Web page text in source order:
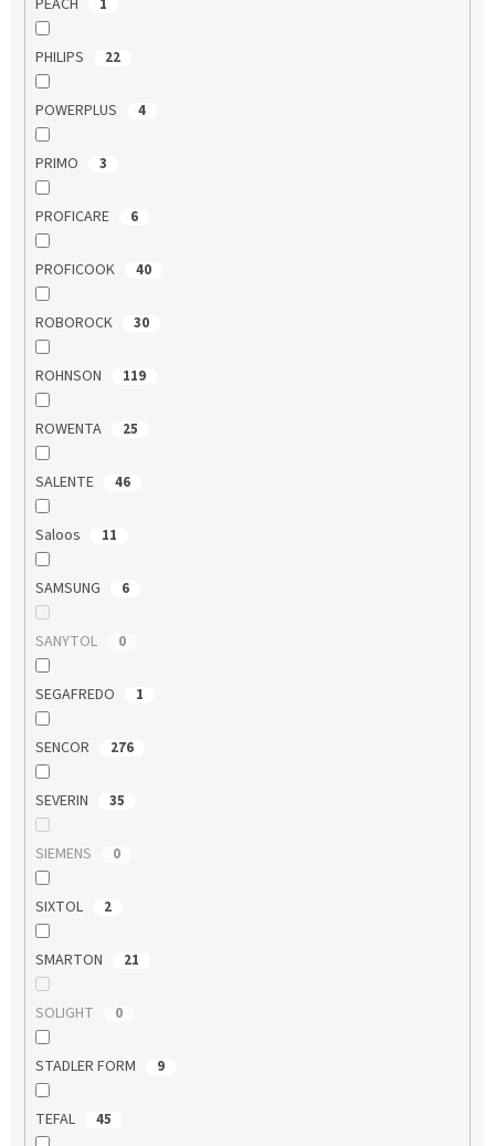
1
PHILIPS 22
POWERPLUS 4
PRIMO 3
PROFICARE 6
PROFICOOK 40
ROBOROCK 30
ROHNSON 119
ROWENTA 25
SALENTE 46
Saloos 11
SAMSUNG 6
SANYTOL 0
SEGAFREDO 1
SENCOR 276
SEVERIN 35
SIEMENS 0
SIXTOL 2
SMARTON 21
SOLIGHT 0
STADLER FORM 9
TEFAL 45